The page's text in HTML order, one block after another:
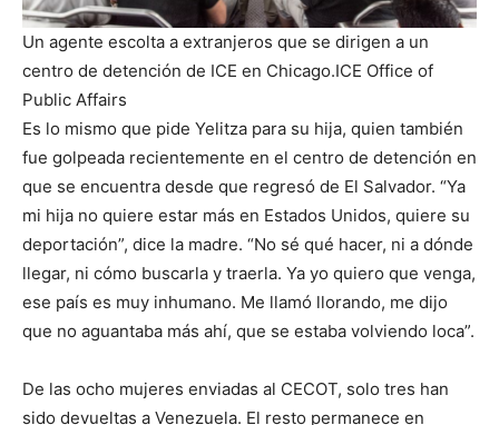
Un agente escolta a extranjeros que se dirigen a un
centro de detención de ICE en Chicago.ICE Office of
Public Affairs
Es lo mismo que pide Yelitza para su hija, quien también
fue golpeada recientemente en el centro de detención en
que se encuentra desde que regresó de El Salvador. “Ya
mi hija no quiere estar más en Estados Unidos, quiere su
deportación”, dice la madre. “No sé qué hacer, ni a dónde
llegar, ni cómo buscarla y traerla. Ya yo quiero que venga,
ese país es muy inhumano. Me llamó llorando, me dijo
que no aguantaba más ahí, que se estaba volviendo loca”.
De las ocho mujeres enviadas al CECOT, solo tres han
sido devueltas a Venezuela. El resto permanece en